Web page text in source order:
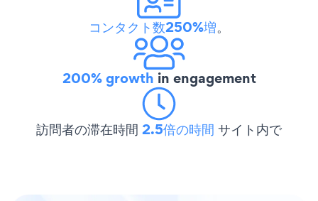
コンタクト数250%増。
200% growth in engagement
訪問者の滞在時間 2.5倍の時間 サイト内で